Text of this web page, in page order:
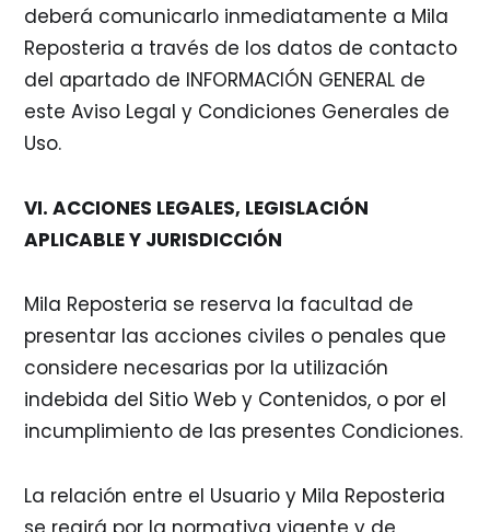
deberá comunicarlo inmediatamente a Mila
Reposteria a través de los datos de contacto
del apartado de INFORMACIÓN GENERAL de
este Aviso Legal y Condiciones Generales de
Uso.
VI. ACCIONES LEGALES, LEGISLACIÓN
APLICABLE Y JURISDICCIÓN
Mila Reposteria se reserva la facultad de
presentar las acciones civiles o penales que
considere necesarias por la utilización
indebida del Sitio Web y Contenidos, o por el
incumplimiento de las presentes Condiciones.
La relación entre el Usuario y Mila Reposteria